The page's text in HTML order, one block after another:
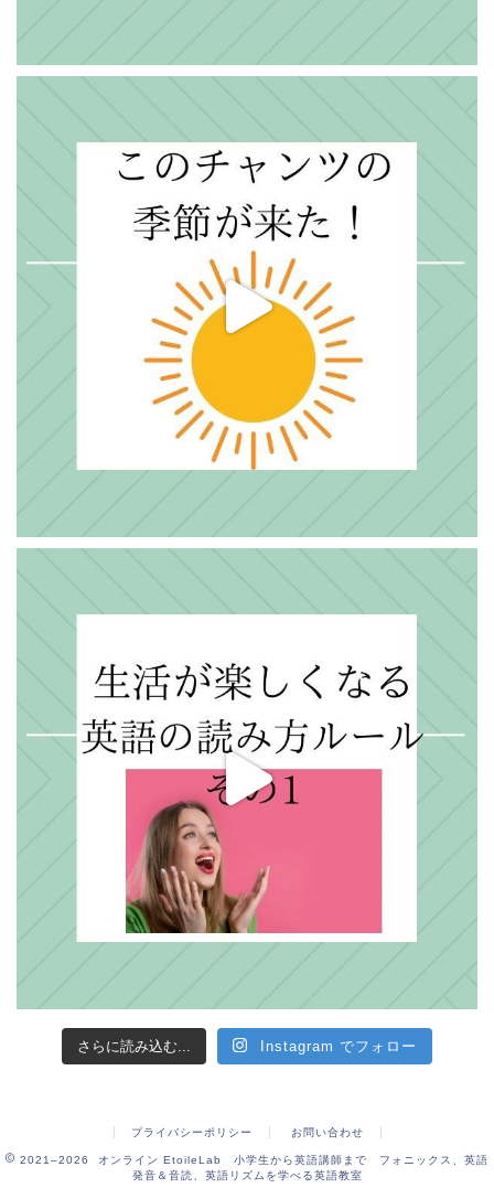
さらに読み込む... Instagram でフォロー
プライバシーポリシー お問い合わせ
2021–2026 オンライン EtoileLab 小学生から英語講師まで フォニックス、英語
発音＆音読、英語リズムを学べる英語教室